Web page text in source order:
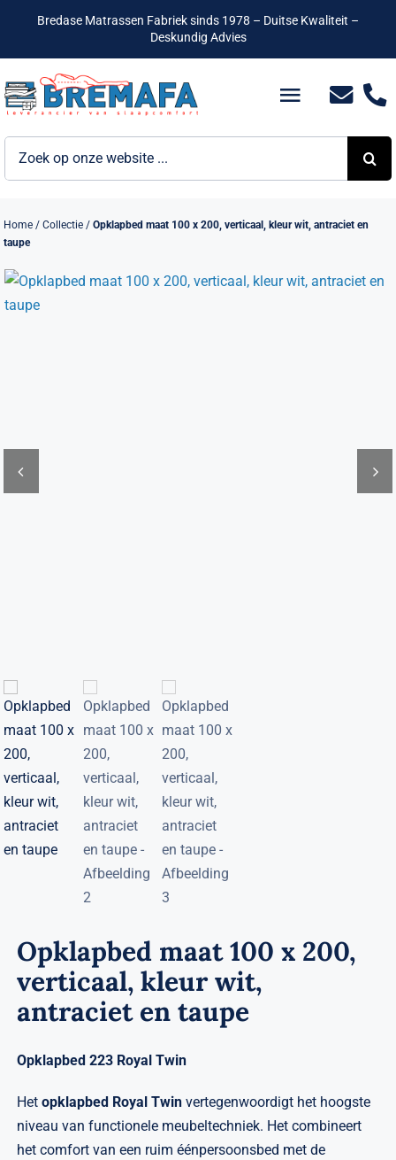
inhoud
Bredase Matrassen Fabriek sinds 1978 – Duitse Kwaliteit –
Deskundig Advies
Toggle
Bedden
Matrassen
Boxsprings
Brandvertragend
Nieuws
Home /Collectie /Opklapbed maat 100 x 200, verticaal, kleur wit, antraciet en
taupe
Opklapbed maat 100 x 200,
verticaal, kleur wit,
antraciet en taupe
Opklapbed 223 Royal Twin
Het opklapbed Royal Twin vertegenwoordigt het hoogste
niveau van functionele meubeltechniek. Het combineert
het comfort van een ruim éénpersoonsbed met de